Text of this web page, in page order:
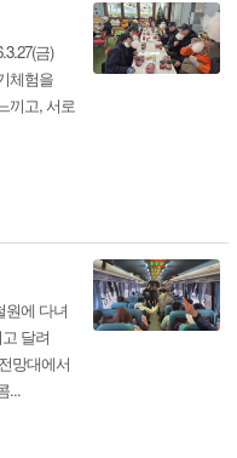
금)
체험을
끼고, 서로
원에 다녀
달려
망대에서
...